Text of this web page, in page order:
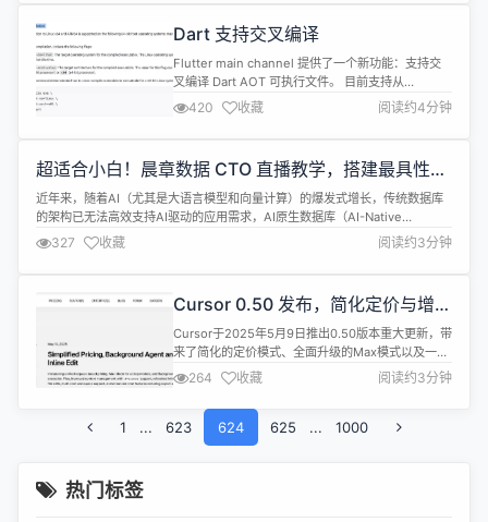
Dart 支持交叉编译
Flutter main channel 提供了一个新功能：支持交
叉编译 Dart AOT 可执行文件。 目前支持从
Windows 和 macOS 编译为 Linux 二进制文件： --
target-os=linux --target-arch=value：目标体系
结构，可以是arm64（64 位 ARM 处理器）或
420 收藏 阅读约4分钟
超适合小白！晨章数据 CTO 直播教学，搭建最具性价
比 AI Chatbot
近年来，随着AI（尤其是大语言模型和向量计算）的爆发式增长，传统数据库
的架构已无法高效支持AI驱动的应用需求，AI原生数据库（AI-Native
Database） 成为新的技术焦点。AI原生数据库并非简单“数据库+AI”，而是通
过向量计算、智能优化、模型集成重构数据架构。虽然Milvus、Weaviate等开
源项目已崭露头角，但该领域仍处于早期阶段，未来可...
327 收藏 阅读约3分钟
Cursor 0.50 发布，简化定价与增强
AI 编程体验
Cursor于2025年5月9日推出0.50版本重大更新，带
来了简化的定价模式、全面升级的Max模式以及一系
列功能增强。 此次更新聚焦于提升AI编程效率，新增
跨文件代码建议、后台代理和多代码库支持等功能，
进一步巩固了Cursor作为AI驱动代码编辑器的领先地
位。 定价模式革新:统一请求与Token计费
Cursor0.50版本对定价模式进行了大幅优化，采用
264 收藏 阅读约3分钟
1 ... 623 624 625 ... 1000
热门标签